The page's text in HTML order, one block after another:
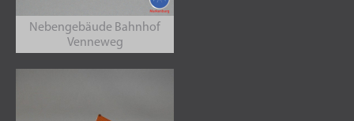
Nebengebäude Bahnhof
Venneweg